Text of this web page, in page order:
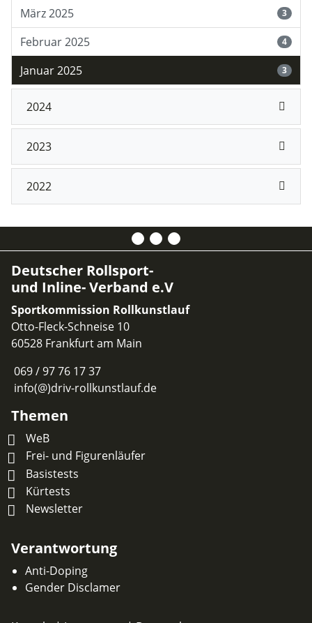
März 2025 3
Februar 2025 4
Januar 2025 3
2024
2023
2022
Deutscher Rollsport-
und Inline- Verband e.V
Sportkommission Rollkunstlauf
Otto-Fleck-Schneise 10
60528 Frankfurt am Main
069 / 97 76 17 37
info(@)driv-rollkunstlauf.de
Themen
WeB
Frei- und Figurenläufer
Basistests
Kürtests
Newsletter
Verantwortung
Anti-Doping
Gender Disclamer